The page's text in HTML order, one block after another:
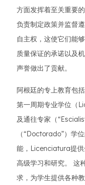
方面发挥着至关重要
负责制定政策并监督
自主权，这使它们能
质量保证的承诺以及
声誉做出了贡献。
阿根廷的专上教育包
第一周期专业学位（
及通往专家（
（“Doctorado”）学
能，Licenciatura提供
高级学习和研究。 这
求，为学生提供各种教